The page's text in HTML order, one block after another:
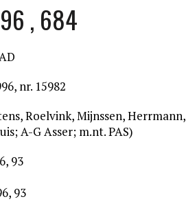
, 684
nr. 15982
Roelvink, Mijnssen, Herrmann,
A-G Asser; m.nt. PAS)
93
93